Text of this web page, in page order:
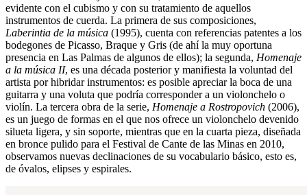
evidente con el cubismo y con su tratamiento de aquellos
instrumentos de cuerda. La primera de sus composiciones,
Laberintia de la música (1995), cuenta con referencias patentes a los
bodegones de Picasso, Braque y Gris (de ahí la muy oportuna
presencia en Las Palmas de algunos de ellos); la segunda, Homenaje
a la música II, es una década posterior y manifiesta la voluntad del
artista por hibridar instrumentos: es posible apreciar la boca de una
guitarra y una voluta que podría corresponder a un violonchelo o
violín. La tercera obra de la serie, Homenaje a Rostropovich (2006),
es un juego de formas en el que nos ofrece un violonchelo devenido
silueta ligera, y sin soporte, mientras que en la cuarta pieza, diseñada
en bronce pulido para el Festival de Cante de las Minas en 2010,
observamos nuevas declinaciones de su vocabulario básico, esto es,
de óvalos, elipses y espirales.